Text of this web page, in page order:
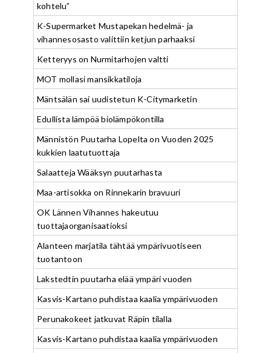
kohtelu”
K-Supermarket Mustapekan hedelmä- ja
vihannesosasto valittiin ketjun parhaaksi
Ketteryys on Nurmitarhojen valtti
MOT mollasi mansikkatiloja
Mäntsälän sai uudistetun K-Citymarketin
Edullista lämpöä biolämpökontilla
Männistön Puutarha Lopelta on Vuoden 2025
kukkien laatutuottaja
Salaatteja Wääksyn puutarhasta
Maa-artisokka on Rinnekarin bravuuri
OK Lännen Vihannes hakeutuu
tuottajaorganisaatioksi
Alanteen marjatila tähtää ympärivuotiseen
tuotantoon
Lakstedtin puutarha elää ympäri vuoden
Kasvis-Kartano puhdistaa kaalia ympärivuoden
Perunakokeet jatkuvat Räpin tilalla
Kasvis-Kartano puhdistaa kaalia ympärivuoden